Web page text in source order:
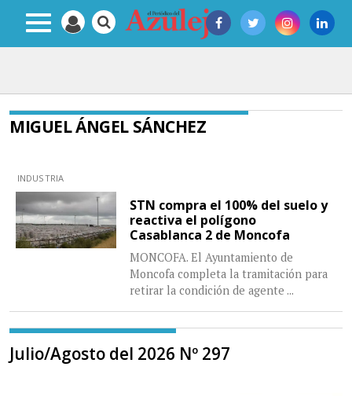
MIGUEL ÁNGEL SÁNCHEZ
INDUSTRIA
STN compra el 100% del suelo y
reactiva el polígono
Casablanca 2 de Moncofa
MONCOFA. El Ayuntamiento de
Moncofa completa la tramitación para
retirar la condición de agente ...
Julio/Agosto del 2026 Nº 297